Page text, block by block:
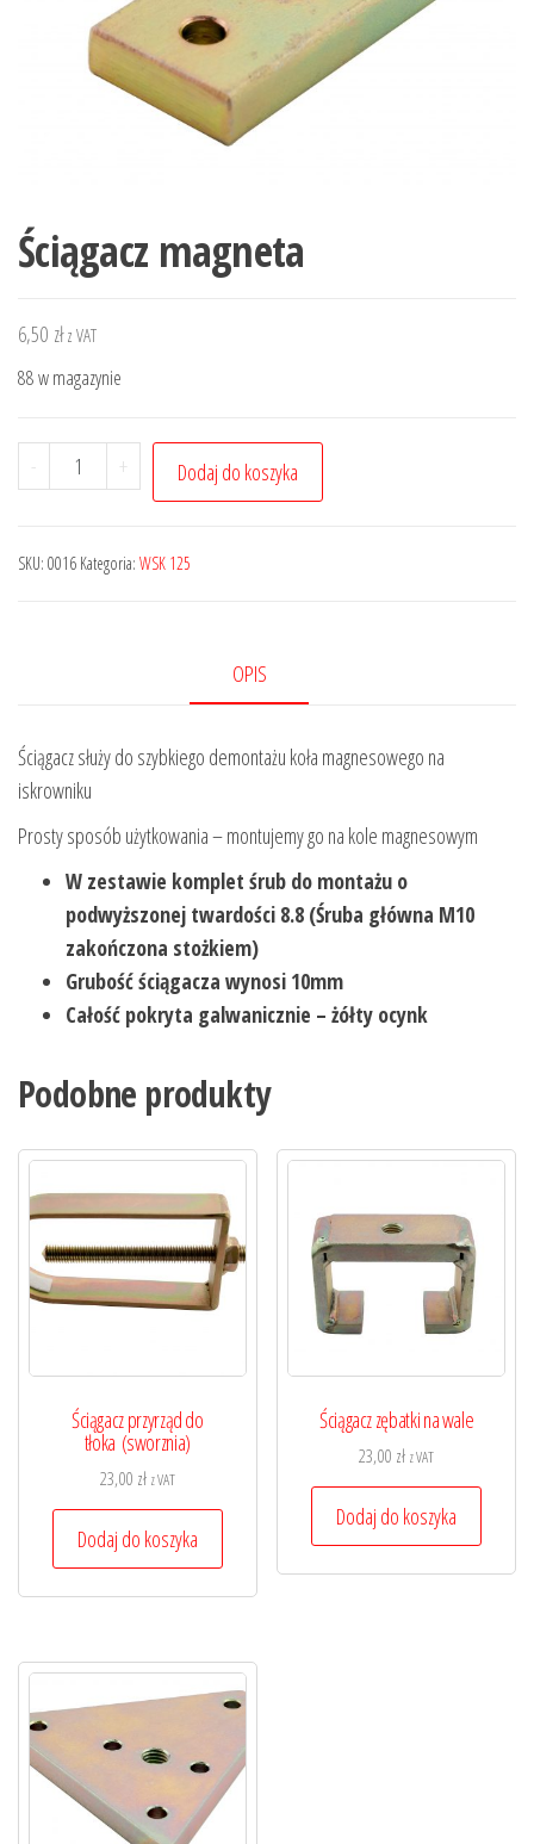
Ściągacz magneta
6,50 zł z VAT
88 w magazynie
-
ilość
Ściągacz
+ Dodaj do koszyka
SKU: 0016 Kategoria: WSK 125
OPIS
Ściągacz służy do szybkiego demontażu koła magnesowego na
iskrowniku
Prosty sposób użytkowania – montujemy go na kole magnesowym
W zestawie komplet śrub do montażu o
podwyższonej twardości 8.8 (Śruba główna M10
zakończona stożkiem)
Grubość ściągacza wynosi 10mm
Całość pokryta galwanicznie – żółty ocynk
Podobne produkty
Ściągacz przyrząd do
tłoka (sworznia)
23,00 zł z VAT
Dodaj do koszyka
Ściągacz zębatki na wale
23,00 zł z VAT
Dodaj do koszyka